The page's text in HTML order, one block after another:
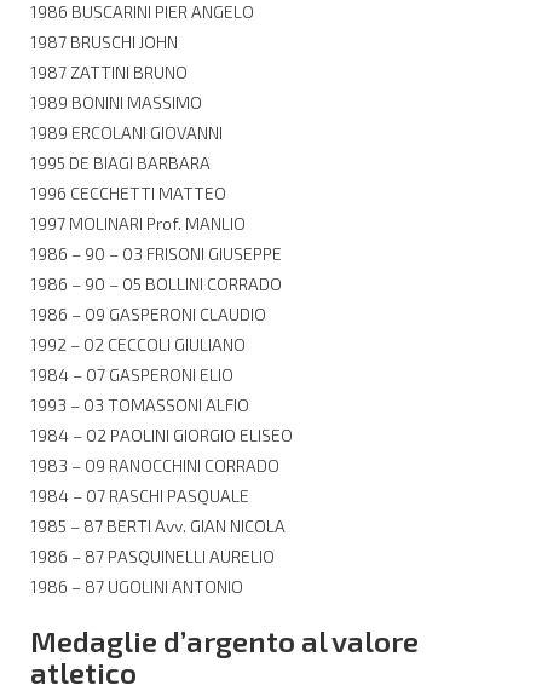
1986 BUSCARINI PIER ANGELO
1987 BRUSCHI JOHN
1987 ZATTINI BRUNO
1989 BONINI MASSIMO
1989 ERCOLANI GIOVANNI
1995 DE BIAGI BARBARA
1996 CECCHETTI MATTEO
1997 MOLINARI Prof. MANLIO
1986 – 90 – 03 FRISONI GIUSEPPE
1986 – 90 – 05 BOLLINI CORRADO
1986 – 09 GASPERONI CLAUDIO
1992 – 02 CECCOLI GIULIANO
1984 – 07 GASPERONI ELIO
1993 – 03 TOMASSONI ALFIO
1984 – 02 PAOLINI GIORGIO ELISEO
1983 – 09 RANOCCHINI CORRADO
1984 – 07 RASCHI PASQUALE
1985 – 87 BERTI Avv. GIAN NICOLA
1986 – 87 PASQUINELLI AURELIO
1986 – 87 UGOLINI ANTONIO
Medaglie d’argento al valore
atletico